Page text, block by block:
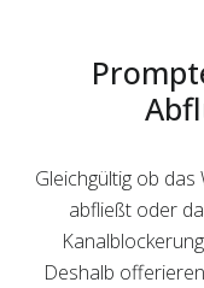
Gleichgültig ob
abfließt oder
Deshalb